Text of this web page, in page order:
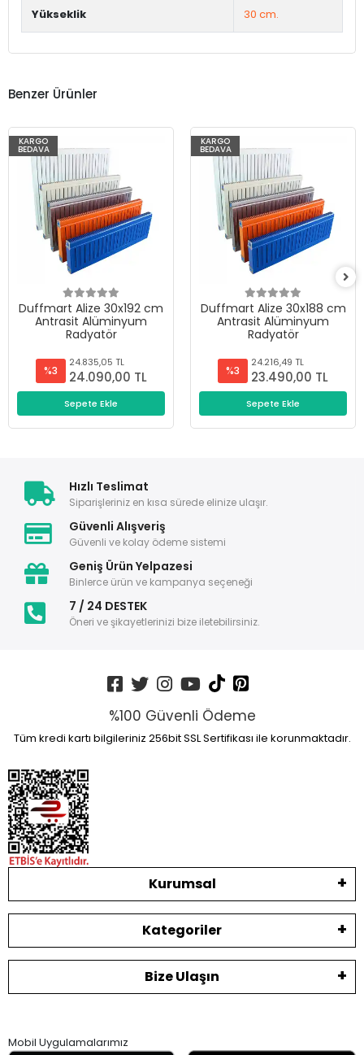
Yükseklik 30 cm.
Benzer Ürünler
KARGO
BEDAVA
Duffmart Alize 30x192 cm
Antrasit Alüminyum
Radyatör
%3
24.835,05 TL
24.090,00 TL
Sepete Ekle
KARGO
BEDAVA
Duffmart Alize 30x188 cm
Antrasit Alüminyum
Radyatör
%3
24.216,49 TL
23.490,00 TL
Sepete Ekle
Hızlı Teslimat
Siparişleriniz en kısa sürede elinize ulaşır.
Güvenli Alışveriş
Güvenli ve kolay ödeme sistemi
Geniş Ürün Yelpazesi
Binlerce ürün ve kampanya seçeneği
7 / 24 DESTEK
Öneri ve şikayetlerinizi bize iletebilirsiniz.
%100 Güvenli Ödeme
Tüm kredi kartı bilgileriniz 256bit SSL Sertifikası ile korunmaktadır.
Kurumsal
Kategoriler
Bize Ulaşın
Mobil Uygulamalarımız